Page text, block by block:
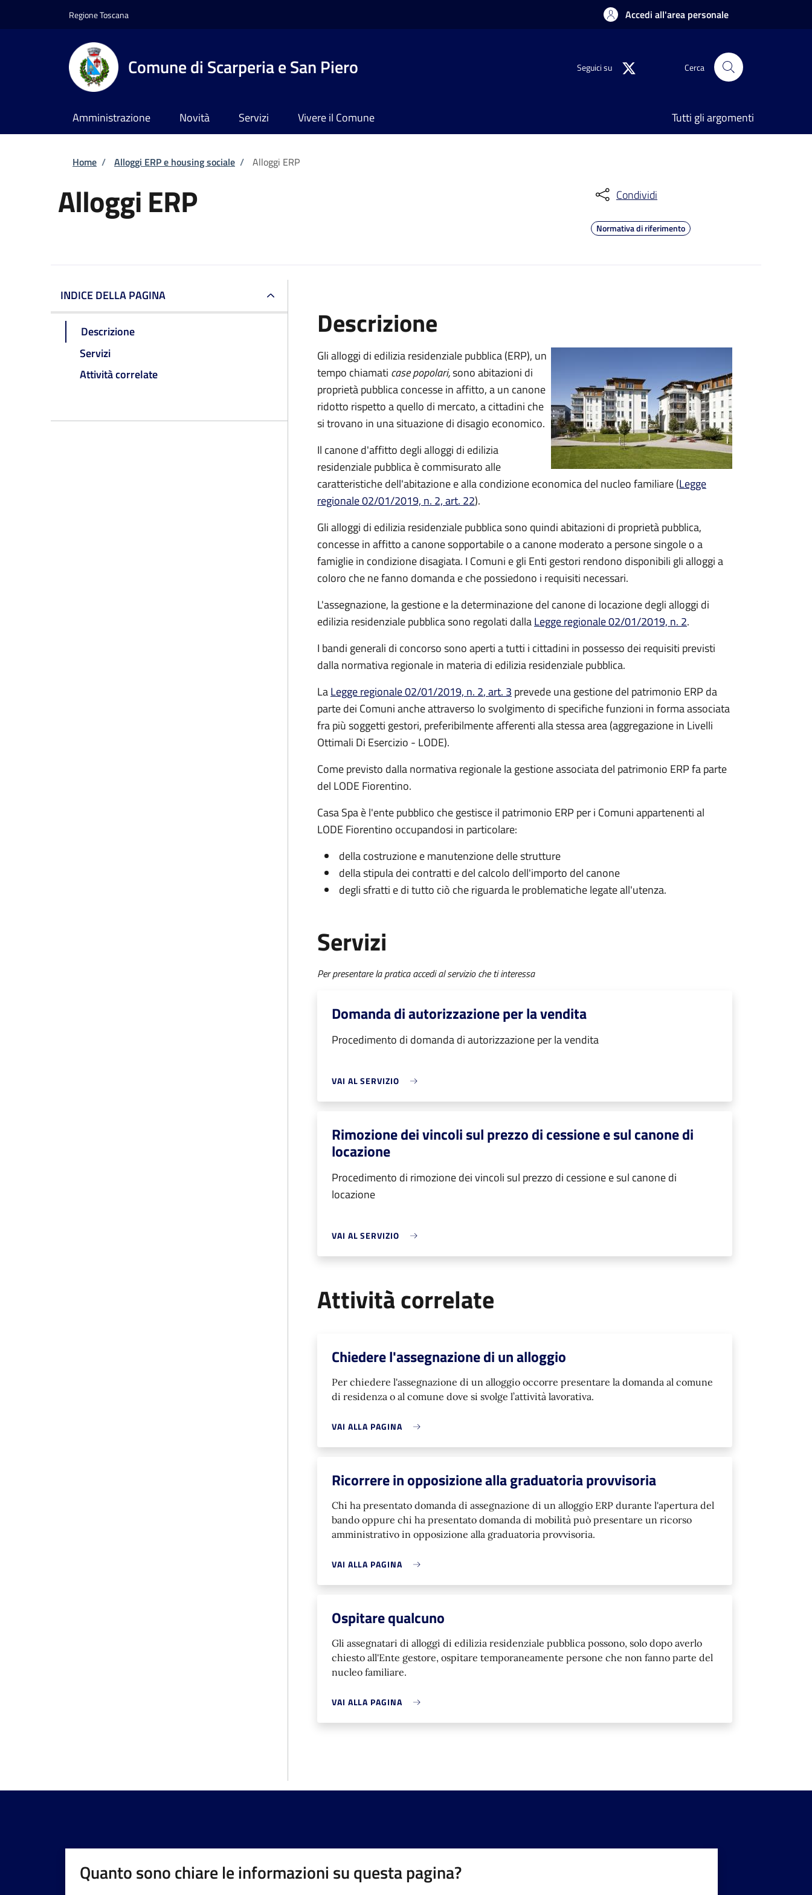
Regione Toscana Accedi all'area personale
Comune di Scarperia e San Piero Seguici su Cerca
Amministrazione Novità Servizi Vivere il Comune Tutti gli argomenti
Briciole di pane
Home / Alloggi ERP e housing sociale / Alloggi ERP
Alloggi ERP Condividi
Normativa di riferimento
INDICE DELLA PAGINA
Descrizione
Servizi
Attività correlate
Descrizione
Gli alloggi di edilizia residenziale pubblica (ERP), un
tempo chiamati case popolari,sono abitazioni di
proprietà pubblica concesse in affitto, a un canone
ridotto rispetto a quello di mercato, a cittadini che
si trovano in una situazione di disagio economico.
Il canone d'affitto degli alloggi di edilizia
residenziale pubblica è commisurato alle
caratteristiche dell'abitazione e alla condizione economica del nucleo familiare (Legge
regionale 02/01/2019, n. 2, art. 22).
Gli alloggi di edilizia residenziale pubblica sono quindi abitazioni di proprietà pubblica,
concesse in affitto a canone sopportabile o a canone moderato a persone singole o a
famiglie in condizione disagiata. I Comuni e gli Enti gestori rendono disponibili gli alloggi a
coloro che ne fanno domanda e che possiedono i requisiti necessari.
L'assegnazione, la gestione e la determinazione del canone di locazione degli alloggi di
edilizia residenziale pubblica sono regolati dallaLegge regionale 02/01/2019, n. 2.
I bandi generali di concorso sono aperti a tutti i cittadini in possesso dei requisiti previsti
dalla normativa regionale in materia di edilizia residenziale pubblica.
LaLegge regionale 02/01/2019, n. 2, art. 3 prevede una gestione del patrimonio ERP da
parte dei Comuni anche attraverso lo svolgimento di specifiche funzioni in forma associata
fra più soggetti gestori, preferibilmente afferenti alla stessa area (aggregazione in Livelli
Ottimali Di Esercizio - LODE).
Come previsto dalla normativa regionale la gestione associata del patrimonio ERP fa parte
del LODE Fiorentino.
Casa Spa è l'ente pubblico che gestisce il patrimonio ERP per i Comuni appartenenti al
LODE Fiorentino occupandosi in particolare:
della costruzione e manutenzione delle strutture
della stipula dei contratti e del calcolo dell'importo del canone
degli sfratti e di tutto ciò che riguarda le problematiche legate all'utenza.
Servizi
Per presentare la pratica accedi al servizio che ti interessa
Domanda di autorizzazione per la vendita
Procedimento di domanda di autorizzazione per la vendita
VAI AL SERVIZIO
Rimozione dei vincoli sul prezzo di cessione e sul canone di
locazione
Procedimento di rimozione dei vincoli sul prezzo di cessione e sul canone di
locazione
VAI AL SERVIZIO
Attività correlate
Chiedere l'assegnazione di un alloggio
Per chiedere l'assegnazione di un alloggio occorre presentare la domanda al comune
di residenza o al comune dove si svolge l’attività lavorativa.
VAI ALLA PAGINA
Ricorrere in opposizione alla graduatoria provvisoria
Chi ha presentato domanda di assegnazione di un alloggio ERP durante l'apertura del
bando oppure chi ha presentato domanda di mobilità può presentare un ricorso
amministrativo in opposizione alla graduatoria provvisoria.
VAI ALLA PAGINA
Ospitare qualcuno
Gli assegnatari di alloggi di edilizia residenziale pubblica possono, solo dopo averlo
chiesto all'Ente gestore, ospitare temporaneamente persone che non fanno parte del
nucleo familiare.
VAI ALLA PAGINA
Quanto sono chiare le informazioni su questa pagina?